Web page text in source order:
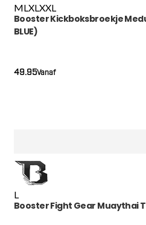
MLXLXXL
Booster Kickboksbroekje
BLUE)
Vanaf
49.95
L
Booster Fight Gear Muaythai